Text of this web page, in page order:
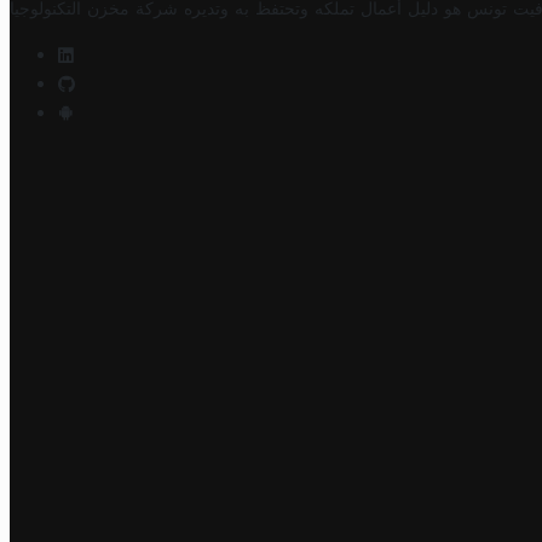
تونس هو دليل أعمال تملكه وتحتفظ به وتديره شركة مخزن التكنولوجيا